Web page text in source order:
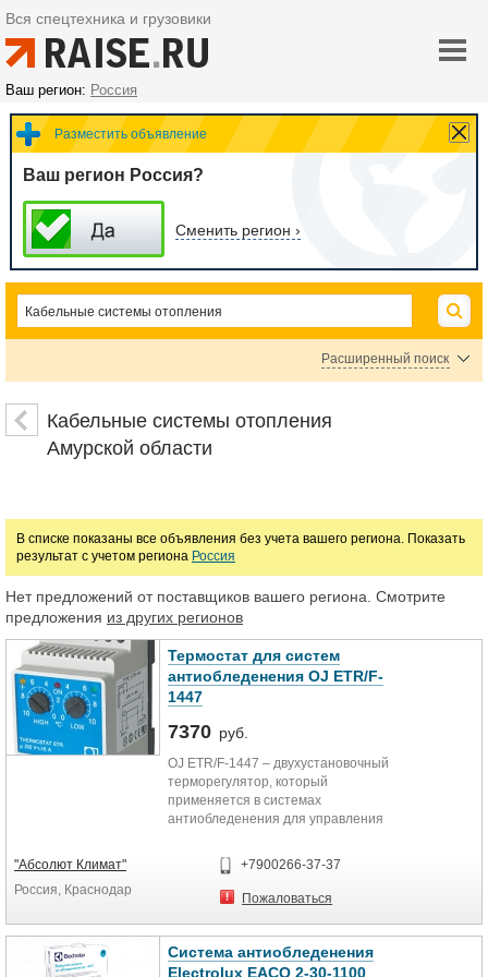
Вся спецтехника и грузовики
Ваш регион: Россия
Разместить объявление
Ваш регион Россия?
Сменить регион ›
Расширенный поиск
Системы антиобледенения
руб.
Кабельные системы отопления
Амурской области
В списке показаны все объявления без учета вашего региона. Показать
результат с учетом региона Россия
Нет предложений от поставщиков вашего региона. Смотрите
предложения из других регионов
Термостат для систем
антиобледенения OJ ETR/F-
1447
7370 руб.
OJ ETR/F-1447 – двухустановочный
терморегулятор, который
применяется в системах
антиобледенения для управления
данной модели позволяет
наладить процесс безопасного
растапливания наледи и залежей
диапазонов температур
осуществляется посредством
"Абсолют Климат"
Россия, Краснодар
+7900266-37-37
Пожаловаться
Система антиобледенения
Electrolux EACO 2-30-1100